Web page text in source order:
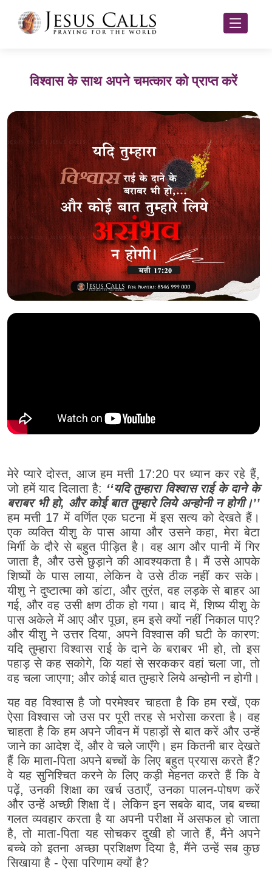
विश्वास के साथ अपने चमत्कार को प्राप्त करें
मेरे प्यारे दोस्त, आज हम मत्ती 17:20 पर ध्यान कर रहे हैं,
जो हमें याद दिलाता है: ‘‘यदि तुम्हारा विश्वास राई के दाने के
बराबर भी हो, और कोई बात तुम्हारे लिये अन्होनी न होगी।’’
हम मत्ती 17 में वर्णित एक घटना में इस सत्य को देखते हैं।
एक व्यक्ति यीशु के पास आया और उसने कहा, मेरा बेटा
मिर्गी के दौरे से बहुत पीड़ित है। वह आग और पानी में गिर
जाता है, और उसे छुड़ाने की आवश्यकता है। मैं उसे आपके
शिष्यों के पास लाया, लेकिन वे उसे ठीक नहीं कर सके।
यीशु ने दुष्टात्मा को डांटा, और तुरंत, वह लड़के से बाहर आ
गई, और वह उसी क्षण ठीक हो गया। बाद में, शिष्य यीशु के
पास अकेले में आए और पूछा, हम इसे क्यों नहीं निकाल पाए?
और यीशु ने उत्तर दिया, अपने विश्वास की घटी के कारण:
यदि तुम्हारा विश्वास राई के दाने के बराबर भी हो, तो इस
पहाड़ से कह सकोगे, कि यहां से सरककर वहां चला जा, तो
वह चला जाएगा; और कोई बात तुम्हारे लिये अन्होनी न होगी।
यह वह विश्वास है जो परमेश्वर चाहता है कि हम रखें, एक
ऐसा विश्वास जो उस पर पूरी तरह से भरोसा करता है। वह
चाहता है कि हम अपने जीवन में पहाड़ों से बात करें और उन्हें
जाने का आदेश दें, और वे चले जाएँगे। हम कितनी बार देखते
हैं कि माता-पिता अपने बच्चों के लिए बहुत प्रयास करते हैं?
वे यह सुनिश्चित करने के लिए कड़ी मेहनत करते हैं कि वे
पढ़ें, उनकी शिक्षा का खर्च उठाएँ, उनका पालन-पोषण करें
और उन्हें अच्छी शिक्षा दें। लेकिन इन सबके बाद, जब बच्चा
गलत व्यवहार करता है या अपनी परीक्षा में असफल हो जाता
है, तो माता-पिता यह सोचकर दुखी हो जाते हैं, मैंने अपने
बच्चे को इतना अच्छा प्रशिक्षण दिया है, मैंने उन्हें सब कुछ
सिखाया है - ऐसा परिणाम क्यों है?